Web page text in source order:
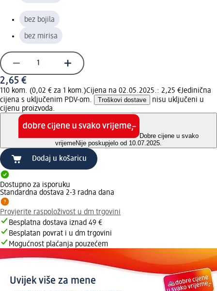
bez bojila
bez mirisa
2,65 €
110 kom. (0,02 € za 1 kom.)Cijena na 02.05.2025.: 2,25 €Jedinična
cijena s uključenim PDV-om.
Troškovi dostave
nisu uključeni u
cijenu proizvoda.
Dobre cijene u svako
vrijemeNije poskupjelo od 10.07.2025.
Dodaj u košaricu
Dostupno za isporuku
Standardna dostava 2-3 radna dana
Provjerite raspoloživost u dm trgovini
Besplatna dostava iznad 49 €
Besplatan povrat i u dm trgovini
Mogućnost plaćanja pouzećem
Uvijek više za mene